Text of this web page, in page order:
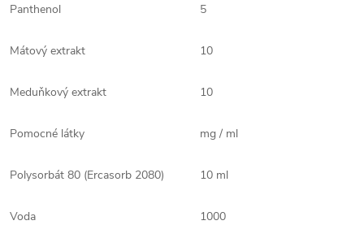
Panthenol 5
Mátový extrakt 10
Meduňkový extrakt 10
Pomocné látky mg / ml
Polysorbát 80 (Ercasorb 2080) 10 ml
Voda 1000